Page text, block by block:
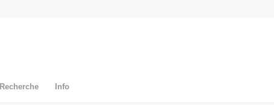
Recherche Info